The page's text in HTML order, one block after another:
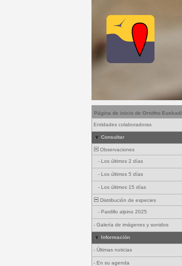
Página de inicio de Ornitho Euskadi
Entidades colaboradoras
Consultar
Observaciones
- Los últimos 2 días
- Los últimos 5 días
- Los últimos 15 días
Distribución de especies
- Pardillo alpino 2025
- Galería de imágenes y sonidos
Información
- Últimas noticias
- En su agenda